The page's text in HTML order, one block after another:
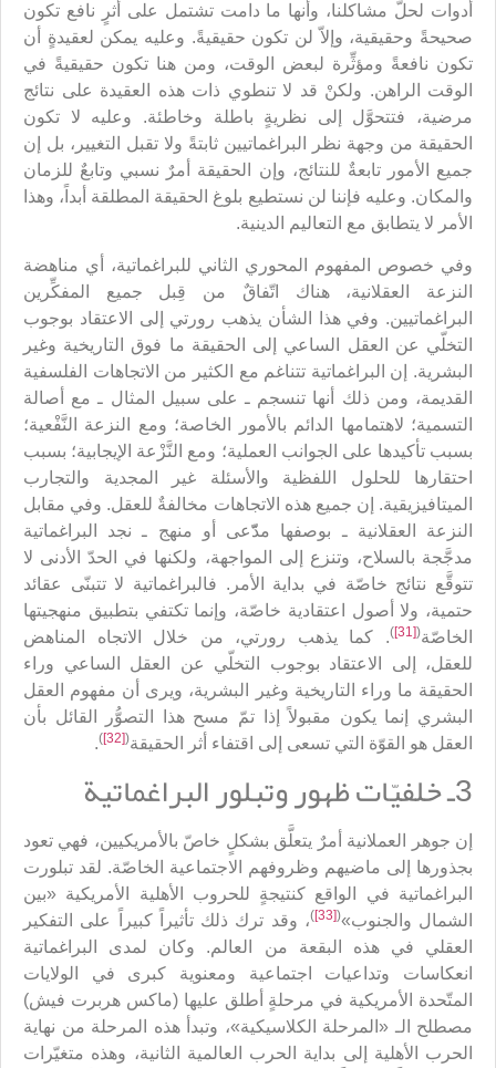
أدوات لحلّ مشاكلنا، وأنها ما دامت تشتمل على أثرٍ نافع تكون
صحيحةً وحقيقية، وإلاّ لن تكون حقيقيةً. وعليه يمكن لعقيدةٍ أن
تكون نافعةً ومؤثِّرة لبعض الوقت، ومن هنا تكون حقيقيةً في
الوقت الراهن. ولكنْ قد لا تنطوي ذات هذه العقيدة على نتائج
مرضية، فتتحوَّل إلى نظريةٍ باطلة وخاطئة. وعليه لا تكون
الحقيقة من وجهة نظر البراغماتيين ثابتةً ولا تقبل التغيير، بل إن
جميع الأمور تابعةٌ للنتائج، وإن الحقيقة أمرٌ نسبي وتابعٌ للزمان
والمكان. وعليه فإننا لن نستطيع بلوغ الحقيقة المطلقة أبداً، وهذا
الأمر لا يتطابق مع التعاليم الدينية.
وفي خصوص المفهوم المحوري الثاني للبراغماتية، أي مناهضة
النزعة العقلانية، هناك اتّفاقٌ من قِبل جميع المفكِّرين
البراغماتيين. وفي هذا الشأن يذهب رورتي إلى الاعتقاد بوجوب
التخلّي عن العقل الساعي إلى الحقيقة ما فوق التاريخية وغير
البشرية. إن البراغماتية تتناغم مع الكثير من الاتجاهات الفلسفية
القديمة، ومن ذلك أنها تنسجم ـ على سبيل المثال ـ مع أصالة
التسمية؛ لاهتمامها الدائم بالأمور الخاصة؛ ومع النزعة النَّفْعية؛
بسبب تأكيدها على الجوانب العملية؛ ومع النَّزْعة الإيجابية؛ بسبب
احتقارها للحلول اللفظية والأسئلة غير المجدية والتجارب
الميتافيزيقية. إن جميع هذه الاتجاهات مخالفةٌ للعقل. وفي مقابل
النزعة العقلانية ـ بوصفها مدّّعى أو منهج ـ نجد البراغماتية
مدجَّجة بالسلاح، وتنزع إلى المواجهة، ولكنها في الحدّ الأدنى لا
تتوقَّع نتائج خاصّة في بداية الأمر. فالبراغماتية لا تتبنّى عقائد
حتمية، ولا أصول اعتقادية خاصّة، وإنما تكتفي بتطبيق منهجيتها
الخاصّة(
[31]
). كما يذهب رورتي، من خلال الاتجاه المناهض
للعقل، إلى الاعتقاد بوجوب التخلّي عن العقل الساعي وراء
الحقيقة ما وراء التاريخية وغير البشرية، ويرى أن مفهوم العقل
البشري إنما يكون مقبولاً إذا تمّ مسح هذا التصوُّر القائل بأن
العقل هو القوّة التي تسعى إلى اقتفاء أثر الحقيقة(
[32]
)
.
3ـ خلفيّات ظهور وتبلور البراغماتية
إن جوهر العملانية أمرٌ يتعلَّق بشكلٍ خاصّ بالأمريكيين، فهي تعود
بجذورها إلى ماضيهم وظروفهم الاجتماعية الخاصّة. لقد تبلورت
البراغماتية في الواقع كنتيجةٍ للحروب الأهلية الأمريكية «بين
الشمال والجنوب»(
[33]
)، وقد ترك ذلك تأثيراً كبيراً على التفكير
العقلي في هذه البقعة من العالم. وكان لمدى البراغماتية
انعكاسات وتداعيات اجتماعية ومعنوية كبرى في الولايات
المتّحدة الأمريكية في مرحلةٍ أطلق عليها (ماكس هربرت فيش)
مصطلح الـ «المرحلة الكلاسيكية»، وتبدأ هذه المرحلة من نهاية
الحرب الأهلية إلى بداية الحرب العالمية الثانية، وهذه متغيّرات